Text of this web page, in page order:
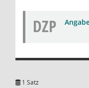
DZP
1 Satz